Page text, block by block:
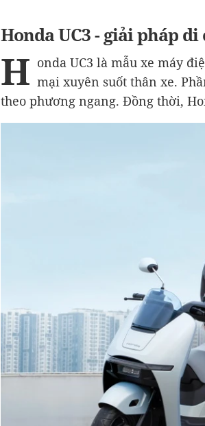
Honda UC3 - giải pháp
H onda UC3 là mẫu xe máy
mại xuyên suốt thân xe.
theo phương ngang. Đồng thời,